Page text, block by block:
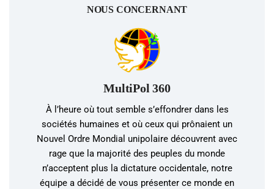
NOUS CONCERNANT
MultiPol 360
À l’heure où tout semble s’effondrer dans les
sociétés humaines et où ceux qui prônaient un
Nouvel Ordre Mondial unipolaire découvrent avec
rage que la majorité des peuples du monde
n’acceptent plus la dictature occidentale, notre
équipe a décidé de vous présenter ce monde en